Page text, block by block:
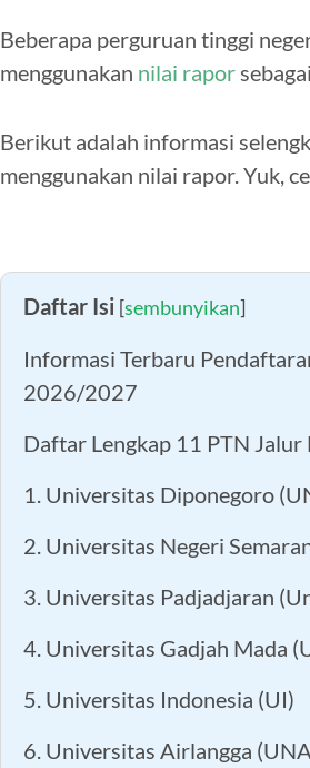
Beberapa perguruan tinggi
menggunakan nilai rapor
Berikut adalah informasi
menggunakan nilai rapor. Yuk,
Daftar Isi [sembunyikan]
Informasi Terbaru
2026/2027
Daftar Lengkap 11 PTN
1. Universitas Diponegoro
2. Universitas Negeri
3. Universitas Padjadjaran
4. Universitas Gadjah Mada
5. Universitas Indonesia (UI)
6. Universitas Airlangga